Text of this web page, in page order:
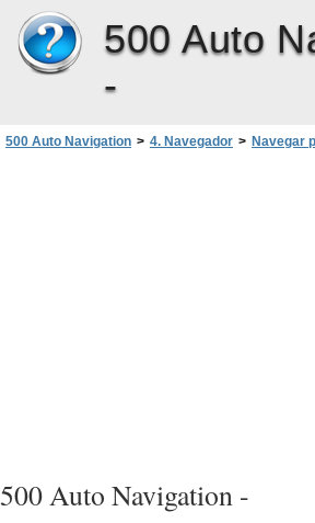
500 Auto
-
500 Auto Navigation > 4. Navegador > Navegar
500 Auto Navigation -